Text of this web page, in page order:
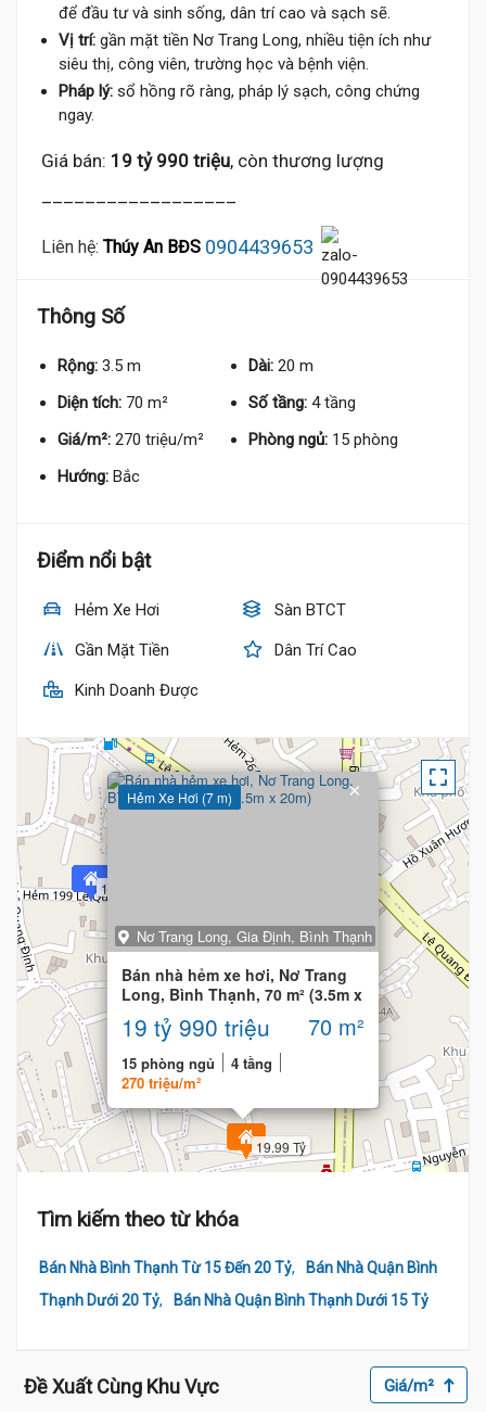
để đầu tư và sinh sống, dân trí cao và sạch sẽ.
Vị trí: gần mặt tiền Nơ Trang Long, nhiều tiện ích như
siêu thị, công viên, trường học và bệnh viện.
Pháp lý: sổ hồng rõ ràng, pháp lý sạch, công chứng
ngay.
Giá bán: 19 tỷ 990 triệu, còn thương lượng
Liên hệ: Thúy An BĐS 0904439653
Thông Số
Rộng: 3.5 m Dài: 20 m
Diện tích: 70 m² Số tầng: 4 tầng
Giá/m²: 270 triệu/m² Phòng ngủ: 15 phòng
Hướng: Bắc
Điểm nổi bật
Hẻm Xe Hơi Sàn BTCT
Gần Mặt Tiền Dân Trí Cao
Kinh Doanh Được
19.99 Tỷ
19.66 Tỷ
Hẻm Xe Hơi (7 m)
Nơ Trang Long, Gia Định, Bình Thạnh
Bán nhà hẻm xe hơi, Nơ Trang
Long, Bình Thạnh, 70 m² (3.5m x
19 tỷ 990 triệu 70 m²
15 phòng ngủ
4 tầng
270 triệu/m²
×
Tìm kiếm theo từ khóa
Bán Nhà Bình Thạnh Từ 15 Đến 20 Tỷ,
Bán Nhà Quận Bình
Thạnh Dưới 20 Tỷ, Bán Nhà Quận Bình Thạnh Dưới 15 Tỷ
Đề Xuất Cùng Khu Vực Giá/m²